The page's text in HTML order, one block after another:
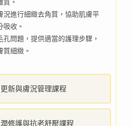
新與膚況管理課程
修護與抗老舒壓課程
質。
況進行細緻去角質，協助肌膚平
吸收。
孔問題，提供適當的護理步驟，
質細緻。